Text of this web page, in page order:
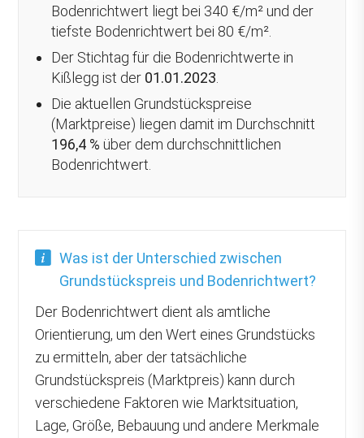
Bodenrichtwert liegt bei 340 €/m² und der
tiefste Bodenrichtwert bei 80 €/m².
Der Stichtag für die Bodenrichtwerte in
Kißlegg ist der 01.01.2023
Die aktuellen Grundstückspreise
(Marktpreise) liegen damit im Durchschnitt
196,4 % über dem durchschnittlichen
Bodenrichtwert.
Was ist der Unterschied zwischen
Grundstückspreis und Bodenrichtwert?
Der Bodenrichtwert dient als amtliche
Orientierung, um den Wert eines Grundstücks
zu ermitteln, aber der tatsächliche
Grundstückspreis (Marktpreis) kann durch
verschiedene Faktoren wie Marktsituation,
Lage, Größe, Bebauung und andere Merkmale